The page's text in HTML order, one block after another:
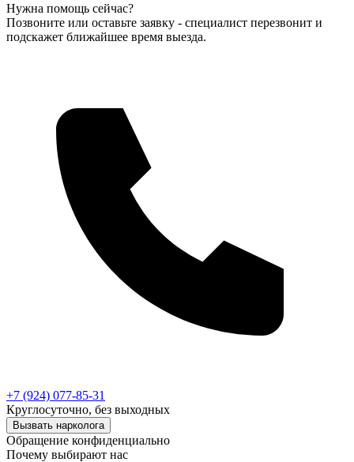
Нужна помощь сейчас?
Позвоните или оставьте заявку - специалист перезвонит и
подскажет ближайшее время выезда.
+7 (924) 077-85-31
Круглосуточно, без выходных
Вызвать нарколога
Обращение конфиденциально
Почему выбирают нас